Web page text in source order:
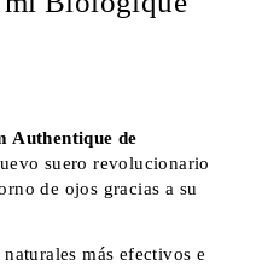
Authentique de
suero revolucionario
de ojos gracias a su
más efectivos e